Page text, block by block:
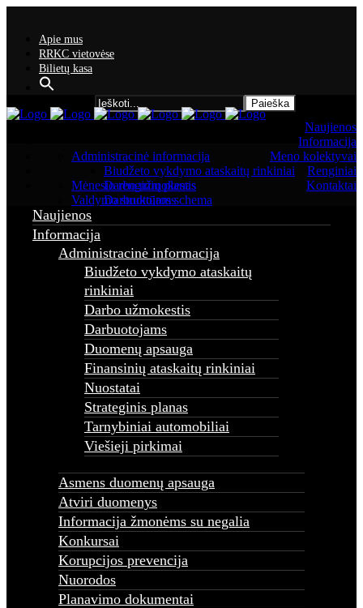
Apie mus
RRKC vietovėse
Bilietų kasa
Naujienos
Informacija
Administracinė informacija
Biudžeto vykdymo ataskaitų rinkiniai
Darbo užmokestis
Darbuotojams
Finansinių ataskaitų rinkiniai
Strateginis planas
Tarnybiniai automobiliai
Viešieji pirkimai
Asmens duomenų apsauga
Atviri duomenys
Informacija žmonėms su negalia
Konkursai
Korupcijos prevencija
Nuorodos
Planavimo dokumentai
Paslaugos
Pranešėjų apsauga
Projektai
Veiklos sritys
Teisės aktai
Tyrimai ir analizės
Teisinio reguliavimo stebėsena
0,6 proc. Parama
Meno kolektyvai
Renginiai
Mėnesio renginių planas
Kontaktai
Valdymo struktūros schema
Naujienos
Informacija
Administracinė informacija
Biudžeto vykdymo ataskaitų
rinkiniai
Darbo užmokestis
Darbuotojams
Duomenų apsauga
Finansinių ataskaitų rinkiniai
Nuostatai
Strateginis planas
Tarnybiniai automobiliai
Viešieji pirkimai
Asmens duomenų apsauga
Atviri duomenys
Informacija žmonėms su negalia
Konkursai
Korupcijos prevencija
Nuorodos
Planavimo dokumentai